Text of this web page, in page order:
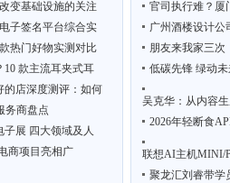
变基础设施的关注
子签名平台综合实
热门好物实测对比
10 款主流耳夹式耳
的店深度测评：如何
务商盘点
子展 四大领域及人
商项目亮相广
官司执行难？厦
广州酒楼设计公
朋友来我家三次
低碳先锋 绿动
吴克华：从内容
2026年轻断食
联想AI主机MINI/
聚龙汇刘睿带学